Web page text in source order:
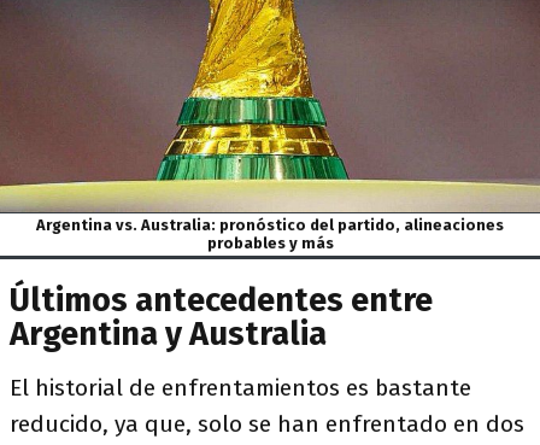
Argentina vs. Australia: pronóstico del partido, alineaciones
probables y más
Últimos antecedentes entre
Argentina y Australia
El historial de enfrentamientos es bastante
reducido, ya que, solo se han enfrentado en dos